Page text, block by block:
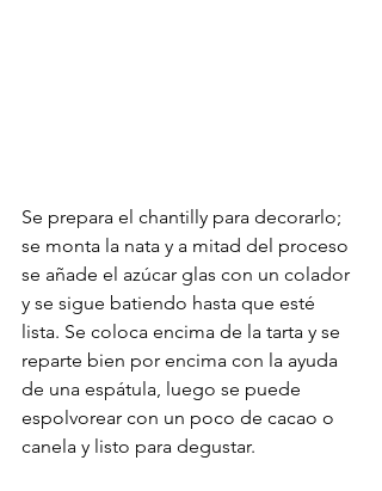
Se prepara el chantilly para decorarlo;
se monta la nata y a mitad del proceso
se añade el azúcar glas con un colador
y se sigue batiendo hasta que esté
lista. Se coloca encima de la tarta y se
reparte bien por encima con la ayuda
de una espátula, luego se puede
espolvorear con un poco de cacao o
canela y listo para degustar.